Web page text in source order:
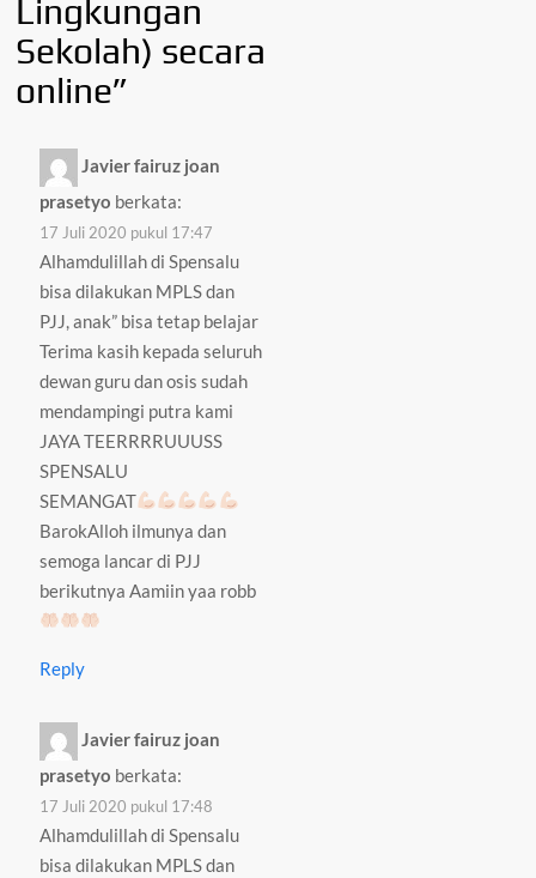
Lingkungan
Sekolah) secara
online”
Javier fairuz joan
prasetyo berkata:
17 Juli 2020 pukul 17:47
Alhamdulillah di Spensalu
bisa dilakukan MPLS dan
PJJ, anak” bisa tetap belajar
Terima kasih kepada seluruh
dewan guru dan osis sudah
mendampingi putra kami
JAYA TEERRRRUUUSS
SPENSALU
SEMANGAT
BarokAlloh ilmunya dan
semoga lancar di PJJ
berikutnya Aamiin yaa robb
Reply
Javier fairuz joan
prasetyo berkata:
17 Juli 2020 pukul 17:48
Alhamdulillah di Spensalu
bisa dilakukan MPLS dan